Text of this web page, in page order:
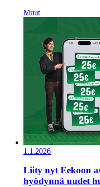
Muut
1.1.2026
Liity nyt Eekoon
hyödynnä uudet